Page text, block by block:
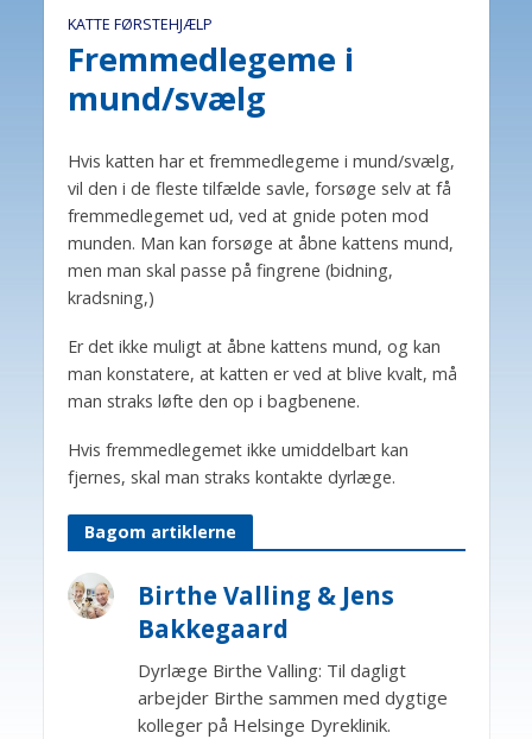
KATTE FØRSTEHJÆLP
Fremmedlegeme i
mund/svælg
Hvis katten har et fremmedlegeme i mund/svælg,
vil den i de fleste tilfælde savle, forsøge selv at få
fremmedlegemet ud, ved at gnide poten mod
munden. Man kan forsøge at åbne kattens mund,
men man skal passe på fingrene (bidning,
kradsning,)
Er det ikke muligt at åbne kattens mund, og kan
man konstatere, at katten er ved at blive kvalt, må
man straks løfte den op i bagbenene.
Hvis fremmedlegemet ikke umiddelbart kan
fjernes, skal man straks kontakte dyrlæge.
Bagom artiklerne
Birthe Valling & Jens
Bakkegaard
Dyrlæge Birthe Valling: Til dagligt
arbejder Birthe sammen med dygtige
kolleger på Helsinge Dyreklinik.